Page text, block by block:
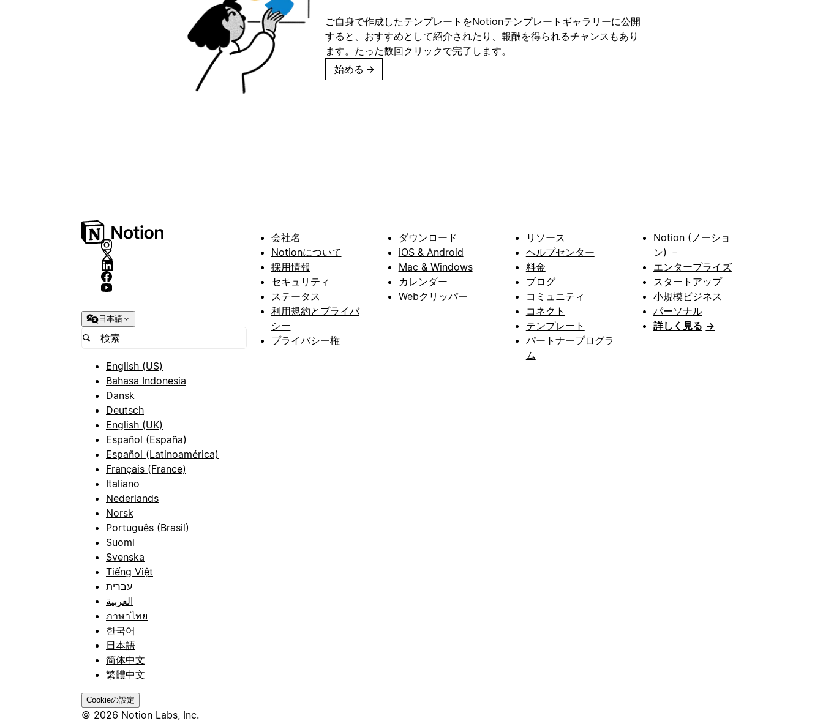
ご自身で作成したテンプレートをNotionテンプレートギャラリーに公開
すると、おすすめとして紹介されたり、報酬を得られるチャンスもあり
ます。たった数回クリックで完了します。
始める →
日本語
English (US)
Bahasa Indonesia
Dansk
Deutsch
English (UK)
Español (España)
Español (Latinoamérica)
Français (France)
Italiano
Nederlands
Norsk
Português (Brasil)
Suomi
Svenska
Tiếng Việt
עברית
العربية
ภาษาไทย
한국어
日本語
简体中文
繁體中文
Cookieの設定
© 2026 Notion Labs, Inc.
会社名
Notionについて
採用情報
セキュリティ
ステータス
利用規約とプライバ
シー
プライバシー権
ダウンロード
iOS & Android
Mac & Windows
カレンダー
Webクリッパー
リソース
ヘルプセンター
料金
ブログ
コミュニティ
コネクト
テンプレート
パートナープログラ
ム
Notion (ノーショ
ン) －
エンタープライズ
スタートアップ
小規模ビジネス
パーソナル
詳しく見る →